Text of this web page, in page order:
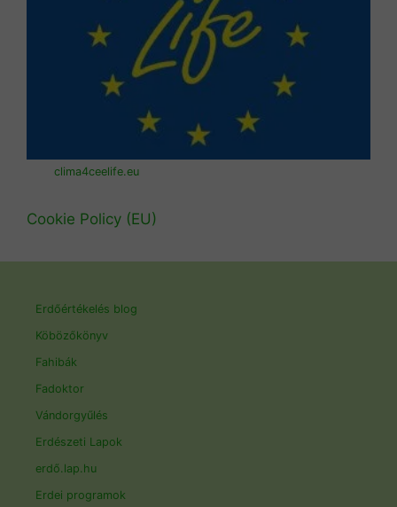
clima4ceelife.eu
Cookie Policy (EU)
Erdőértékelés blog
Köbözőkönyv
Fahibák
Fadoktor
Vándorgyűlés
Erdészeti Lapok
erdő.lap.hu
Erdei programok